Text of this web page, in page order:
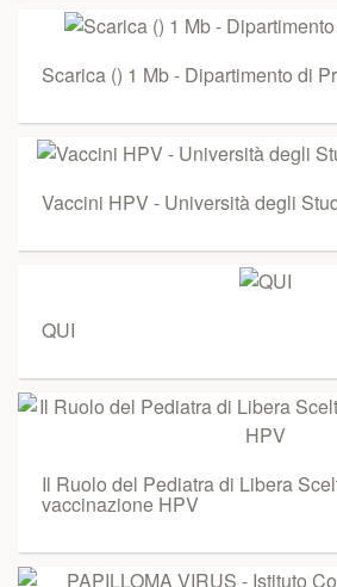
Scarica () 1 Mb - Dipartimento di
Vaccini HPV - Università degli
QUI
Il Ruolo del Pediatra di Libera
vaccinazione HPV